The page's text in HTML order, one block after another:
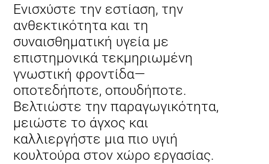
Ενισχύστε την εστίαση, την
ανθεκτικότητα και τη
συναισθηματική υγεία με
επιστημονικά τεκμηριωμένη
γνωστική φροντίδα—
οποτεδήποτε, οπουδήποτε.
Βελτιώστε την παραγωγικότητα,
μειώστε το άγχος και
καλλιεργήστε μια πιο υγιή
κουλτούρα στον χώρο εργασίας.